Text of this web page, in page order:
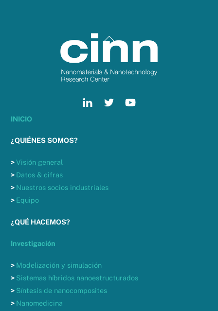
Back
To
Top
INICIO
¿QUIÉNES SOMOS?
>Visión general
> Datos & cifras
> Nuestros socios industriales
> Equipo
¿QUÉ HACEMOS?
Investigación
> Modelización y simulación
> Sistemas híbridos nanoestructurados
> Síntesis de nanocomposites
> Nanomedicina